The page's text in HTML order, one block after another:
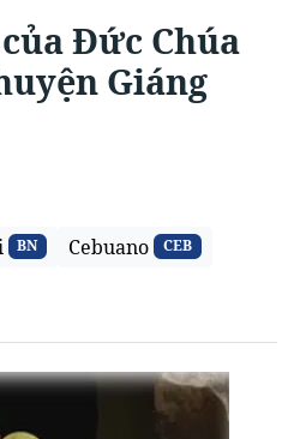
Đức Chúa
Giáng
BN Cebuano CEB
ngôn ngữ